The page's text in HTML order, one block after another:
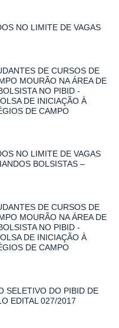
NO LIMITE DE VAGAS
DE CURSOS DE
MOURÃO NA ÁREA DE
NO PIBID -
DE INICIAÇÃO À
DE CAMPO
NO LIMITE DE VAGAS
BOLSISTAS –
DE CURSOS DE
MOURÃO NA ÁREA DE
NO PIBID -
DE INICIAÇÃO À
DE CAMPO
SELETIVO DO PIBID DE
EDITAL 027/2017